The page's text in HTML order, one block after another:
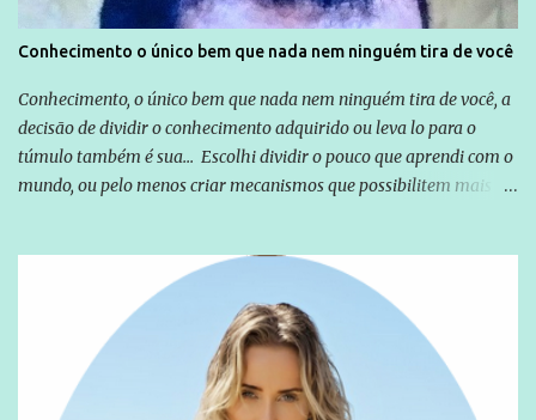
Conhecimento o único bem que nada nem ninguém tira de você
Conhecimento, o único bem que nada nem ninguém tira de você, a
decisão de dividir o conhecimento adquirido ou leva lo para o
túmulo também é sua... Escolhi dividir o pouco que aprendi com o
mundo, ou pelo menos criar mecanismos que possibilitem mais e
empreendedor da comunicação, que além de informação
cotidiana, corriqueira e cada vez mais preocupantes, do tipo que
você já esta acostumado a ver neste espaço, vou trabalhar a ideia
que possibilite distribuir não só informações, mas que gere de
forma consistente a riqueza do conhecimento... Exemplo: o
cidadão brasileiro não precisa só ser informado sobre operações